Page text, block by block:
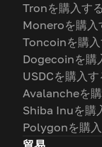
Tronを購入する
Moneroを購入
Toncoinを購入
Dogecoinを購
USDCを購入す
Avalancheを
Shiba Inuを購
Polygonを購